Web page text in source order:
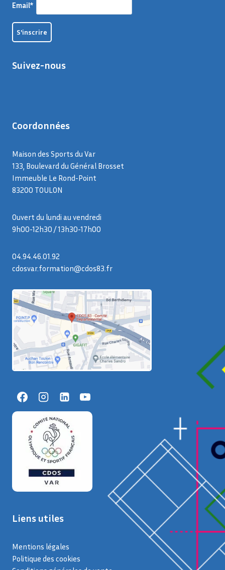
Email*
Suivez-nous
Coordonnées
Maison des Sports du Var
133, Boulevard du Général Brosset
Immeuble Le Rond-Point
83200 TOULON
Ouvert du lundi au vendredi
9h00-12h30 / 13h30-17h00
04.94.46.01.92
cdosvar.formation@cdos83.fr
Liens utiles
Mentions légales
Politique des cookies